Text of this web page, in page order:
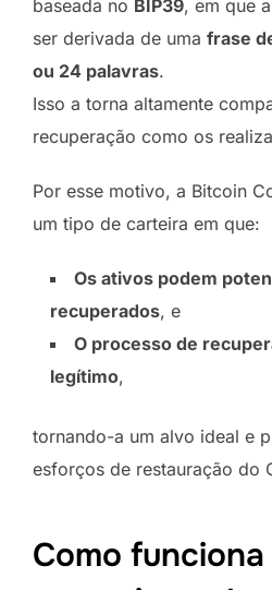
baseada no BIP39, em que
ser derivada de uma frase
ou 24 palavras.
Isso a torna altamente
recuperação como os
Por esse motivo, a Bitcoin
um tipo de carteira em que:
Os ativos podem
recuperados, e
O processo de
legítimo,
tornando-a um alvo ideal e
esforços de restauração do
Como funciona